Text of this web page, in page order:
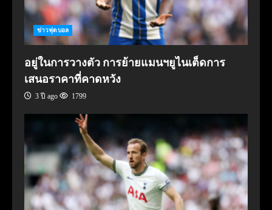
ข่าวฟุตบอล
อยู่ในการวางตัว การย้ายแมนฯยูไนเต็ดการ
เสนอราคาที่คาดหวัง
3 ปี ago 1799